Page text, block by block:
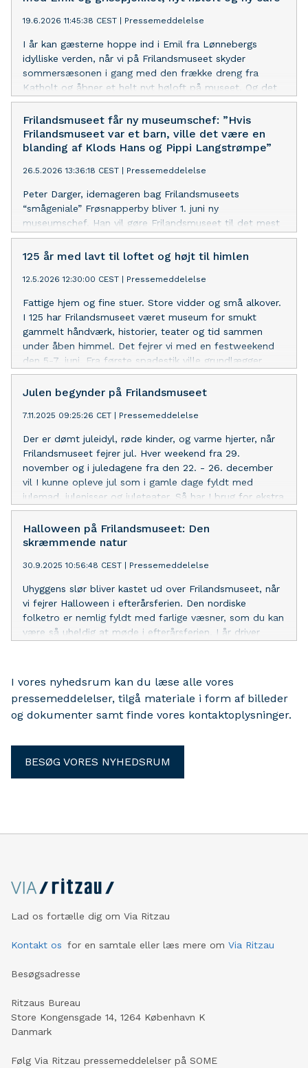
19.6.2026 11:45:38 CEST | Pressemeddelelse
I år kan gæsterne hoppe ind i Emil fra Lønnebergs
idylliske verden, når vi på Frilandsmuseet skyder
sommersæsonen i gang med den frække dreng fra
Katholt og åbner et helt nyt høloft på museet. Og det
er ikke det eneste nye. Vi kan nemlig også slå dørene
op til en helt ny café, hvor I kan nyde en frokost og
udsigten over foldene.
Frilandsmuseet får ny museumschef: ”Hvis
Frilandsmuseet var et barn, ville det være en
blanding af Klods Hans og Pippi Langstrømpe”
26.5.2026 13:36:18 CEST | Pressemeddelelse
Peter Darger, idemageren bag Frilandsmuseets
“smågeniale” Frøsnapperby bliver 1. juni ny
museumschef. Han vil gøre Frilandsmuseet til det mest
vedkommende, sanselige og levende kulturhistoriske
museum.
125 år med lavt til loftet og højt til himlen
12.5.2026 12:30:00 CEST | Pressemeddelelse
Fattige hjem og fine stuer. Store vidder og små alkover.
I 125 har Frilandsmuseet været museum for smukt
gammelt håndværk, historier, teater og tid sammen
under åben himmel. Det fejrer vi med en festweekend
den 5-7. juni. Fra første spadestik ville grundlægger
Bernhard Olsen vække vores fælles historie til live og
gøre den til noget, vi kunne sanse med hele kroppen. En
museet.
Julen begynder på Frilandsmuseet
7.11.2025 09:25:26 CET | Pressemeddelelse
Der er dømt juleidyl, røde kinder, og varme hjerter, når
Frilandsmuseet fejrer jul. Hver weekend fra 29.
november og i juledagene fra den 22. - 26. december
vil I kunne opleve jul som i gamle dage fyldt med
julemad, julenisser og juleteater. Så har I brug for ekstra
julestemning eller at få lidt kilometer i benene, ligger vi
inde med lange strækninger og alt hvad julehjertet kan
begære. Som noget nyt kan I i år opleve julelysene
så I rigtig kan komme i julestemning på ægte frilandsk
manér.
Halloween på Frilandsmuseet: Den
skræmmende natur
30.9.2025 10:56:48 CEST | Pressemeddelelse
Uhyggens slør bliver kastet ud over Frilandsmuseet, når
vi fejrer Halloween i efterårsferien. Den nordiske
folketro er nemlig fyldt med farlige væsner, som du kan
være så uheldig at møde i efterårsferien. I år driver
I vores nyhedsrum kan du læse alle vores
pressemeddelelser, tilgå materiale i form af billeder
og dokumenter samt finde vores kontaktoplysninger.
BESØG VORES NYHEDSRUM
Lad os fortælle dig om Via Ritzau
Kontakt os for en samtale eller læs mere om Via Ritzau
Besøgsadresse
Ritzaus Bureau
Store Kongensgade 14, 1264 København K
Danmark
Følg Via Ritzau pressemeddelelser på SOME